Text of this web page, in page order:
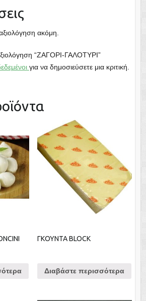
ακόμη.
“ΖΑΓΟΡΙ-ΓΑΛΟΤΥΡΙ”
για να δημοσιεύσετε μια κριτική.
ΓΚΟΥΝΤΑ BLOCK
Διαβάστε περισσότερα